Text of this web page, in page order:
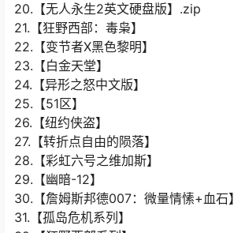
20.【无人永生2英文硬盘版】.zip
21.【狂野西部：毒枭】
22.【变节者X黑色黎明】
23.【白金天堂】
24.【异形之怒中文版】
25.【51区】
26.【纽约侠盗】
27.【转折点自由的陨落】
28.【彩虹六号之维加斯】
29.【幽暗-12】
30.【詹姆斯邦德007：微量情愫+血石】
31.【孤岛危机系列】